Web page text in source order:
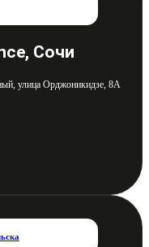
Сочи
улица Орджоникидзе, 8А